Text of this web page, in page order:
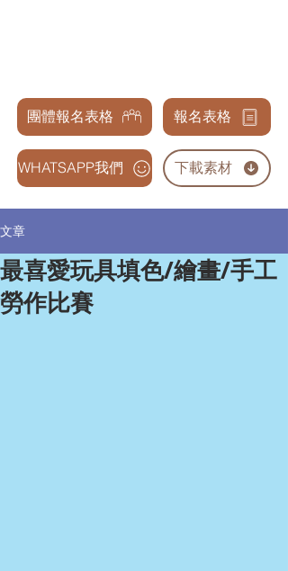
團體報名表格 報名表格
WHATSAPP我們 下載素材
文章
最喜愛玩具填色/繪畫/手工
勞作比賽